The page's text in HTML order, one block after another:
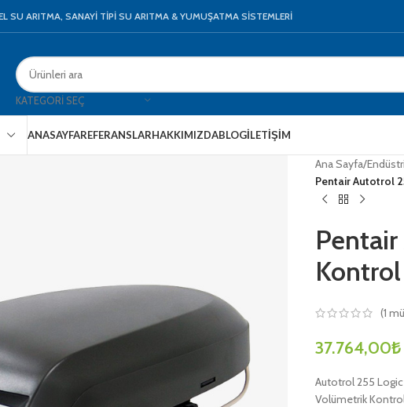
SU ARITMA, SANAYİ TİPİ SU ARITMA & YUMUŞATMA SİSTEMLERİ
KATEGORI SEÇ
ANASAYFAREFERANSLARHAKKIMIZDABLOGİLETIŞIM
Ana Sayfa/
Pentair Autotrol
(1
37.764,00₺
Autotrol 255
Volümetrik